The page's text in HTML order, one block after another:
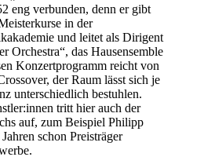
eng verbunden, denn er gibt
in der
und leitet als Dirigent
Orchestra“, das Hausensemble
Konzertprogramm reicht von
der Raum lässt sich je
unterschiedlich bestuhlen.
tritt hier auch der
auf, zum Beispiel Philipp
schon Preisträger